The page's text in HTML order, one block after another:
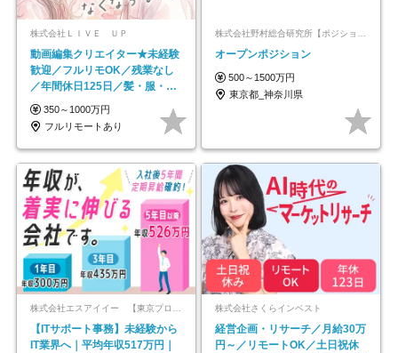
株式会社ＬＩＶＥ ＵＰ
動画編集クリエイター★未経験
歓迎／フルリモOK／残業なし
／年間休日125日／髪・服・ネ
イル自由／研修充実で安心
350～1000万円
フルリモートあり
オープンポジション
500～1500万円
東京都_神奈川県
【ITサポート事務】未経験から
IT業界へ｜平均年収517万円｜
株式会社さくらインベスト
経営企画・リサーチ／月給30万
円～／リモートOK／土日祝休